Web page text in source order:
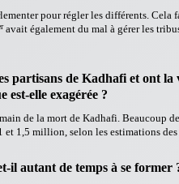
pour régler les différents.
avait également du mal à gérer les
partisans de Kadhafi et ont
est-elle exagérée ?
de la mort de Kadhafi. Beaucoup
et 1,5 million, selon les estimations
il autant de temps à se former